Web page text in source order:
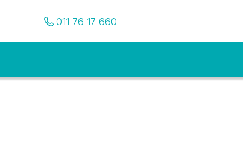
Pozovite nas
011 76 17 660